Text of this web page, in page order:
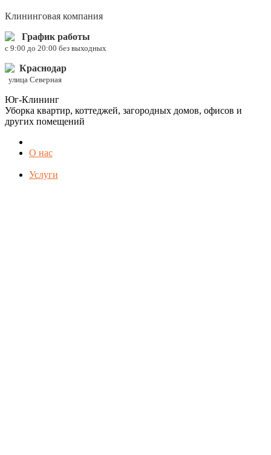
Клининговая компания
График работы
c 9:00 до 20:00 без выходных
Краснодар
улица Северная
Юг-Клининг
Уборка квартир, коттеджей, загородных домов, офисов и
других помещений
О нас
Услуги